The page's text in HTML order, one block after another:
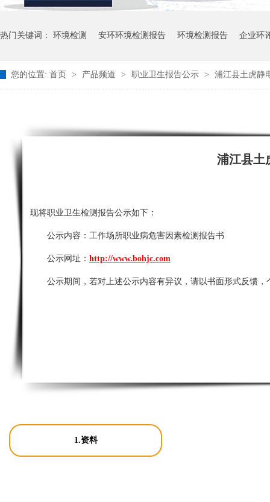
热门关键词： 环境检测 安环环境检测报告 环境检测报告 企业环
您的位置: 首页 > 产品频道 > 职业卫生报告公示 > 浦江县土虎静
浦江县土
现将职业卫生检测报告公示如下：
公示内容： 工作场所职业病危害因素检测报告书
公示网址： http://www.bohjc.com
公示期间，若对上述公示内容有异议，请以书面形式反馈，
1.资料